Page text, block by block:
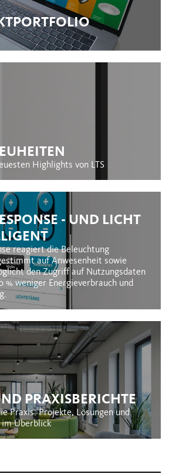
Highlights von LTS
- UND LICHT
reagiert die Beleuchtung
auf Anwesenheit sowie
den Zugriff auf Nutzungsdaten
% weniger Energieverbrauch und
PRAXISBERICHTE
Praxis: Projekte, Lösungen und
im Überblick